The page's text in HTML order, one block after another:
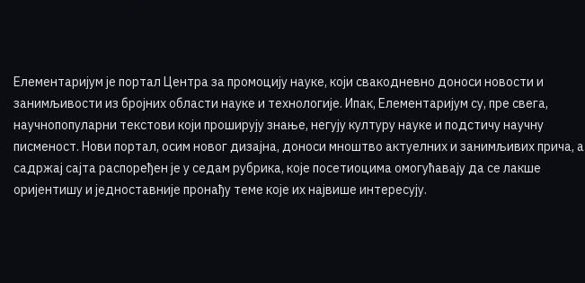
Елементаријум је портал Центра за промоцију науке, који свакодневно доноси новости и
занимљивости из бројних области науке и технологије. Ипак, Елементаријум су, пре свега,
научнопопуларни текстови који проширују знање, негују културу науке и подстичу научну
писменост. Нови портал, осим новог дизајна, доноси мноштво актуелних и занимљивих прича, а
садржај сајта распоређен је у седам рубрика, које посетиоцима омогућавају да се лакше
оријентишу и једноставније пронађу теме које их највише интересују.